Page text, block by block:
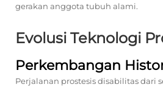
gerakan anggota tubuh alami.
Evolusi Teknologi
Perkembangan
Perjalanan prostesis disabilitas dari